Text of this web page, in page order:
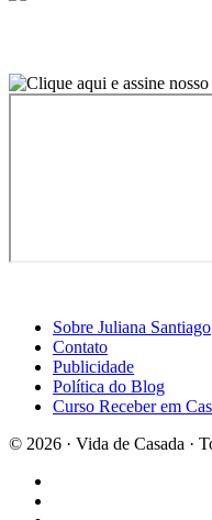
Contato
Publicidade
Política do Blog
Curso Receber em Casa